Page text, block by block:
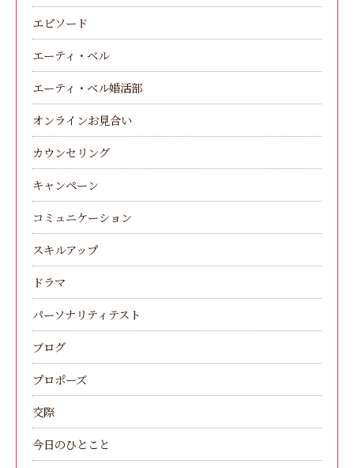
エピソード
エーティ・ベル
エーティ・ベル婚活部
オンラインお見合い
カウンセリング
キャンペーン
コミュニケーション
スキルアップ
ドラマ
パーソナリティテスト
ブログ
プロポーズ
交際
今日のひとこと